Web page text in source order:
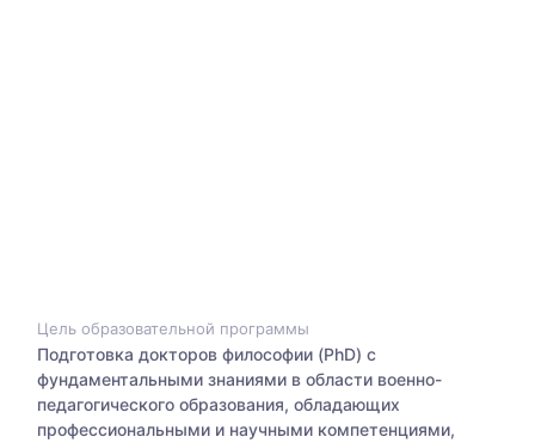
Цель образовательной программы
Подготовка докторов философии (PhD) с
фундаментальными знаниями в области военно-
педагогического образования, обладающих
профессиональными и научными компетенциями,